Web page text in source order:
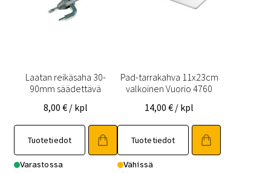
Laatan reikäsaha 30-
90mm säädettävä
8,00 € / kpl
Tuotetiedot
Varastossa
Pad-tarrakahva 11x23cm
valkoinen Vuorio 4760
14,00€ / kpl
Tuotetiedot
Vähissä